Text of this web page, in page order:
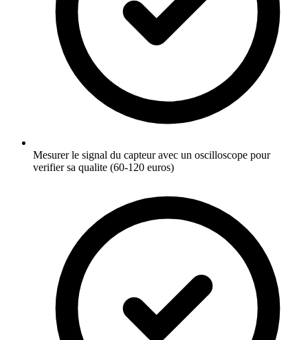
Mesurer le signal du capteur avec un oscilloscope pour
verifier sa qualite (60-120 euros)